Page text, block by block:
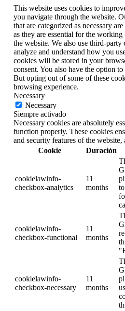
This website uses cookies to
you navigate through the website.
that are categorized as necessary
as they are essential for the
the website. We also use third-party
analyze and understand how you
cookies will be stored in your
consent. You also have the option
But opting out of some of these
browsing experience.
Necessary
Necessary
Siempre activado
Necessary cookies are absolutely
function properly. These cookies
and security features of the website,
Cookie
Duración
cookielawinfo-
checkbox-analytics
11
months
cookielawinfo-
checkbox-functional
11
months
cookielawinfo-
checkbox-necessary
11
months